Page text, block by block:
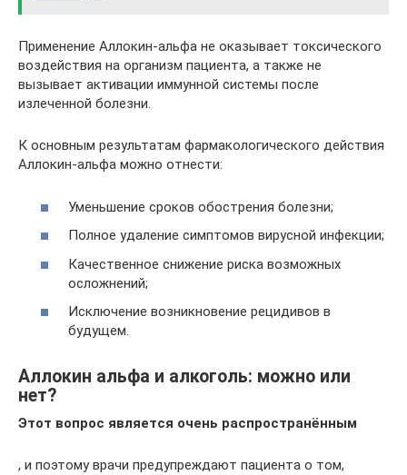
Применение Аллокин-альфа не оказывает токсического
воздействия на организм пациента, а также не
вызывает активации иммунной системы после
излеченной болезни.
К основным результатам фармакологического действия
Аллокин-альфа можно отнести:
Уменьшение сроков обострения болезни;
Полное удаление симптомов вирусной инфекции;
Качественное снижение риска возможных
осложнений;
Исключение возникновение рецидивов в
будущем.
Аллокин альфа и алкоголь: можно или
нет?
Этот вопрос является очень распространённым
, и поэтому врачи предупреждают пациента о том,